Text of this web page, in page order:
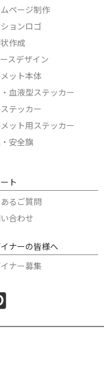
ページ制作
ョンロゴ
作成
スデザイン
ット本体
血液型ステッカー
テッカー
ット用ステッカー
安全旗
ト
るご質問
合わせ
ナーの皆様へ
ナー募集